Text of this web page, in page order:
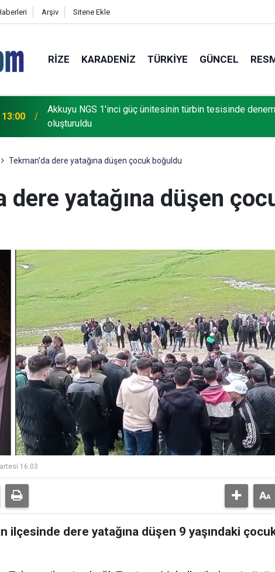
Arşiv Sitene Ekle
RIZE KARADENIZ TÜRKIYE GÜNCEL
13:00
Akkuyu NGS 1'inci güç ünitesinin türbin tesisinde
oluşturuldu
Tekman'da dere yatağına düşen çocuk boğuldu
dere yatağına düşen
16:03
ilçesinde dere yatağına düşen 9 yaşındaki